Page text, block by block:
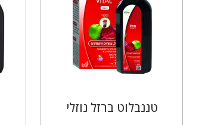
טננבלוט ברזל נוזלי